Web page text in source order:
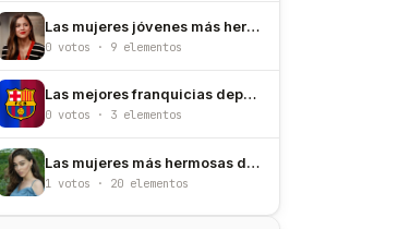
Las mujeres jóvenes más hermosas del mundo (menores de 30 años)
0 votos · 9 elementos
Las mejores franquicias deportivas del mundo
0 votos · 3 elementos
Las mujeres más hermosas de Turquía
1 votos · 20 elementos